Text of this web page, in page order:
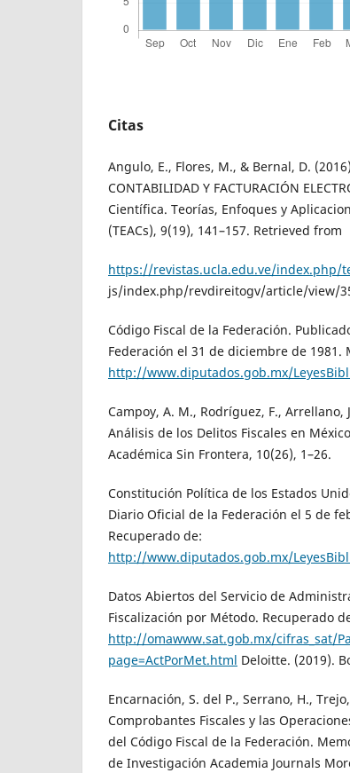
Citas
Angulo, E., Flores, M., & Bernal, D.
CONTABILIDAD Y FACTURACIÓN
Científica. Teorías, Enfoques y
(TEACs), 9(19), 141–157. Retrieved from
https://revistas.ucla.edu.ve/
js/index.php/revdireitogv/article/view/
Código Fiscal de la Federación.
Federación el 31 de diciembre de 1981.
http://www.diputados.gob.mx/
Campoy, A. M., Rodríguez, F., Arrellano,
Análisis de los Delitos Fiscales en
Académica Sin Frontera, 10(26), 1–26.
Constitución Política de los Estados
Diario Oficial de la Federación el 5 de
Recuperado de:
http://www.diputados.gob.mx/
Datos Abiertos del Servicio de
Fiscalización por Método. Recuperado
http://omawww.sat.gob.mx/cifras_sat/
page=ActPorMet.html Deloitte. (2019).
Encarnación, S. del P., Serrano, H.,
Comprobantes Fiscales y las
del Código Fiscal de la Federación.
de Investigación Academia Journals